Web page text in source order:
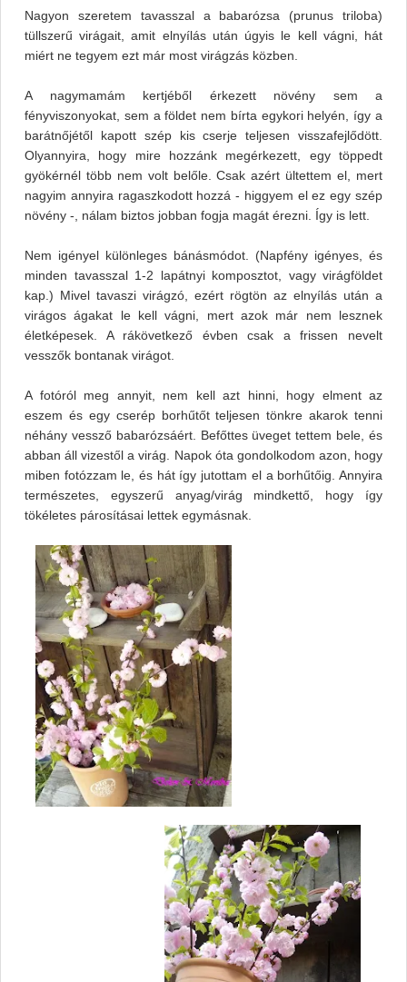
Nagyon szeretem tavasszal a babarózsa (prunus triloba)
tüllszerű virágait, amit elnyílás után úgyis le kell vágni, hát
miért ne tegyem ezt már most virágzás közben.
A nagymamám kertjéből érkezett növény sem a
fényviszonyokat, sem a földet nem bírta egykori helyén, így a
barátnőjétől kapott szép kis cserje teljesen visszafejlődött.
Olyannyira, hogy mire hozzánk megérkezett, egy töppedt
gyökérnél több nem volt belőle. Csak azért ültettem el, mert
nagyim annyira ragaszkodott hozzá - higgyem el ez egy szép
növény -, nálam biztos jobban fogja magát érezni. Így is lett.
Nem igényel különleges bánásmódot. (Napfény igényes, és
minden tavasszal 1-2 lapátnyi komposztot, vagy virágföldet
kap.) Mivel tavaszi virágzó, ezért rögtön az elnyílás után a
virágos ágakat le kell vágni, mert azok már nem lesznek
életképesek. A rákövetkező évben csak a frissen nevelt
vesszők bontanak virágot.
A fotóról meg annyit, nem kell azt hinni, hogy elment az
eszem és egy cserép borhűtőt teljesen tönkre akarok tenni
néhány vessző babarózsáért. Befőttes üveget tettem bele, és
abban áll vizestől a virág. Napok óta gondolkodom azon, hogy
miben fotózzam le, és hát így jutottam el a borhűtőig. Annyira
természetes, egyszerű anyag/virág mindkettő, hogy így
tökéletes párosításai lettek egymásnak.